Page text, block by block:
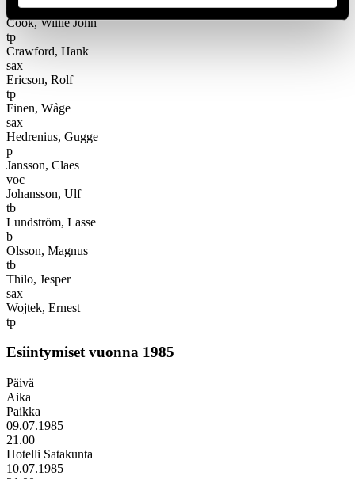
sax
Cook, Willie John
tp
Crawford, Hank
sax
Ericson, Rolf
tp
Finen, Wåge
sax
Hedrenius, Gugge
p
Jansson, Claes
voc
Johansson, Ulf
tb
Lundström, Lasse
b
Olsson, Magnus
tb
Thilo, Jesper
sax
Wojtek, Ernest
tp
Esiintymiset vuonna 1985
Päivä
Aika
Paikka
09.07.1985
21.00
Hotelli Satakunta
10.07.1985